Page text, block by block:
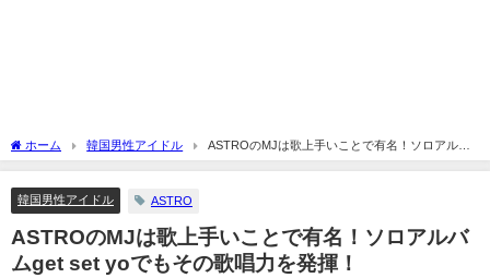
ホーム 韓国男性アイドル
ASTROのMJは歌上手いことで有名！ソロアルバ
ムget set yoでもその歌唱力を発揮！
韓国男性アイドル ASTRO
ASTROのMJは歌上手いことで有名！ソロアルバ
ムget set yoでもその歌唱力を発揮！